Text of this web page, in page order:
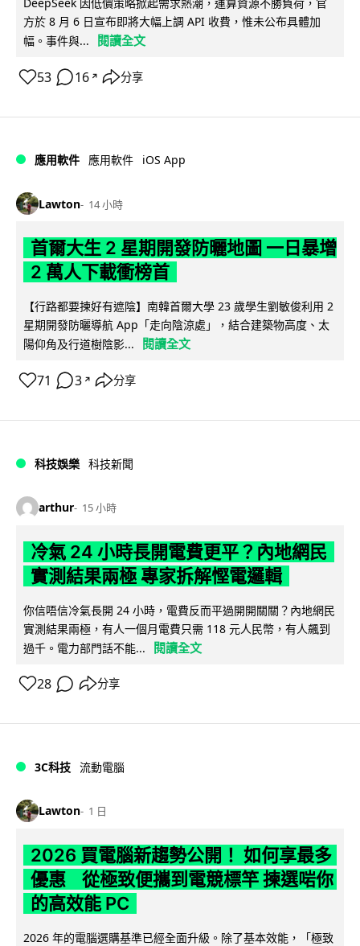
DeepSeek 因低價策略掀起需求熱潮，運算資源不勝負荷，官
方於 8 月 6 日宣布即將大幅上調 API 收費，惟未公布具體加
幅。事件與...
閱讀全文
53 16 ↗ 分享
應用軟件 應用軟件 iOS App
Lawton 14 小時
首爾大生 2 星期開發防曬地圖 一日暴增
2 萬人下載衝榜首
【行路都要揀好有遮陰】南韓首爾大學 23 歲學生劉敏俊利用 2
星期開發防曬導航 App「走向陰涼處」，結合建築物高度、太
陽仰角及行道樹陰影...
閱讀全文
71 3 ↗ 分享
科技娛樂 科技新聞
arthur 15 小時
冷氣 24 小時長開電費更平？內地網民
實測結果兩極 專家拆解慳電邏輯
你信唔信冷氣長開 24 小時，電費反而平過開開關關？內地網民
實測結果兩極，有人一個月電費只需 118 元人民幣，有人飆到
過千。電力部門話不能...
閱讀全文
28 分享
3C科技 流動電腦
Lawton 1 日
2026 買電腦新趨勢公開！ 如何享最多
優惠 從極致便攜到電競標竿 揀選啱你
的高效能 PC
2026 年的電腦選購基準已經全面升級。除了基本效能，「極致